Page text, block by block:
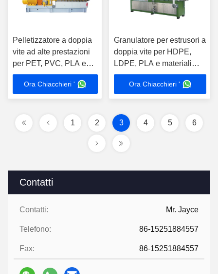
Contatti
Contatti: Mr. Jayce
Telefono: 86-15251884557
Fax: 86-15251884557
Pelletizzatore a doppia
vite ad alte prestazioni
per PET, PVC, PLA e
polimeri misti con
controllo preciso
Ora Chiacchieri '
Granulatore per estrusori a
doppia vite per HDPE,
LDPE, PLA e materiali
riciclati con prestazioni
superiori
Ora Chiacchieri '
1 2 3 4 5 6